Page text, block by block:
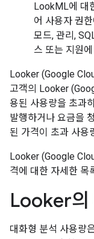
LookML에 대
어 사용자 권
모드, 관리,
스 또는 지원
Looker (Google
고객의 Looker
용된 사용량을 초과
발행하거나 요금을
된 가격이 초과 사용
Looker (Google
격에 대한 자세한 목
Looker의
대화형 분석 사용량